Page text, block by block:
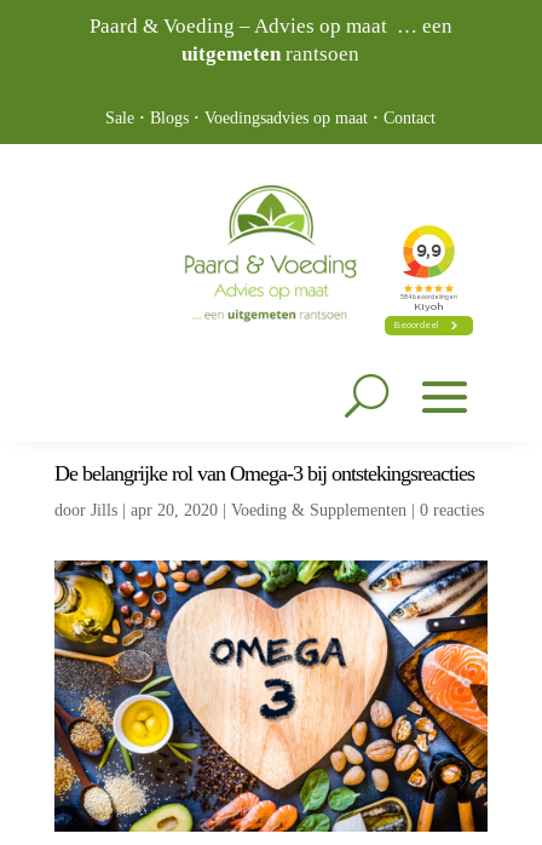
Paard & Voeding – Advies op maat … een
uitgemetenrantsoen
Sale ·Blogs ·Voedingsadvies op maat ·Contact
De belangrijke rol van Omega-3 bij ontstekingsreacties
door Jills| apr 20, 2020| Voeding & Supplementen| 0 reacties